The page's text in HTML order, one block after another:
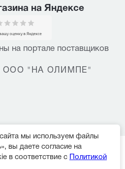
на Яндексе
на портале поставщиков
ООО "НА ОЛИМПЕ"
мы используем файлы
вы даете согласие на
в соответствие с
Политикой